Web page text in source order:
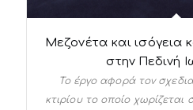
Μεζονέτα και ισόγεια
στην Πεδινή
Το έργο αφορά τον
κτιρίου το οποίο χωρίζεται